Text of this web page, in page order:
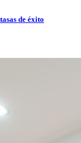
de éxito